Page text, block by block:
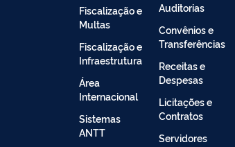
Fiscalização e
Multas
Fiscalização e
Infraestrutura
Área
Internacional
Sistemas
ANTT
Auditorias
Convênios e
Transferências
Receitas e
Despesas
Licitações e
Contratos
Servidores